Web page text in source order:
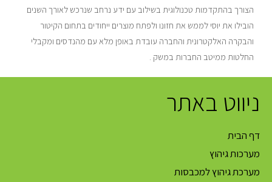
הצורך בהתקדמות טכנולוגית בשילוב עם ידע נרחב שנרכש לאורך השנים
הובילו את יוסי לממש את חזונו ולפתח מוצרים ייחודים בתחום הקיטור
והבקרה האלקטרונית והחברה עובדת באופן מלא עם מהנדסים ומקבלי
החלטות ממיטב החברות במשק .
ניווט באתר
דף הבית
מערכות גיהוץ
מערכת גיהוץ למכבסות